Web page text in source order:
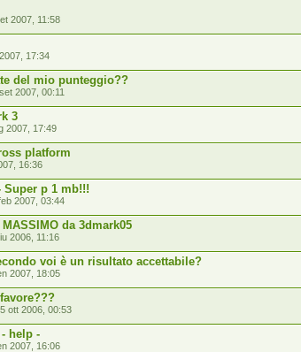
2007, 11:58
17:34
del mio punteggio??
2007, 00:11
3
2007, 17:49
platform
16:36
Super p 1 mb!!!
2007, 03:44
da 3dmark05
2006, 11:16
voi è un risultato accettabile?
2007, 18:05
ott 2006, 00:53
help -
2007, 16:06